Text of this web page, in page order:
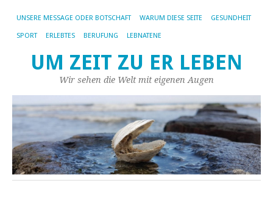
UNSERE MESSAGE ODER BOTSCHAFT WARUM DIESE SEITE GESUNDHEIT
SPORT ERLEBTES BERUFUNG LEBNATENE
UM ZEIT ZU ER LEBEN
Wir sehen die Welt mit eigenen Augen